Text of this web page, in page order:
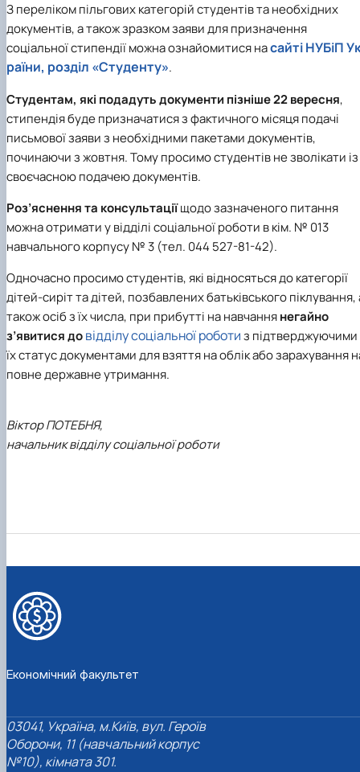
З переліком пільгових категорій студентів та необхідних
документів, а також зразком заяви для призначення
соціальної стипендії можна ознайомитися насайті НУБіП
раїни, розділ «Студенту».
Студентам, які подадуть документи пізніше 22 вересня,
стипендія буде призначатися з фактичного місяця подачі
письмової заяви з необхідними пакетами документів,
починаючи з жовтня. Тому просимо студентів не зволікати із
своєчасною подачею документів.
Роз’яснення та консультаціїщодо зазначеного питання
можна отримати у відділі соціальної роботи в кім. № 013
навчального корпусу № 3 (тел. 044 527-81-42).
Одночасно просимо студентів, які відносяться до категорії
дітей-сиріт та дітей, позбавлених батьківського піклування,
також осіб з їх числа, при прибутті на навчаннянегайно
з’явитися довідділу соціальної роботиз підтверджуючими
їх статус документами для взяття на облік або зарахування
повне державне утримання.
Віктор ПОТЕБНЯ,
начальник відділу соціальної роботи
Економічний факультет
03041, Україна, м.Київ, вул. Героїв
Оборони, 11 (навчальний корпус
№10), кімната 301.